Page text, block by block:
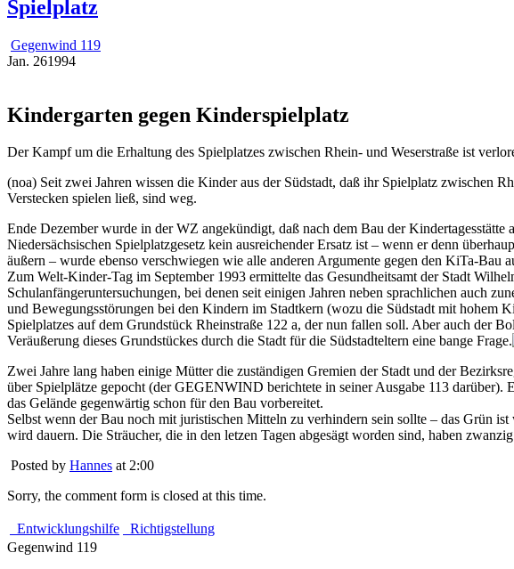
Spielplatz
Gegenwind 119
Jan. 261994
Kindergarten gegen Kinderspielplatz
Der Kampf um die Erhaltung des Spielplatzes zwischen Rhein- und Weserstraße ist
(noa) Seit zwei Jahren wissen die Kinder aus der Südstadt, daß ihr Spielplatz zwischen
Verstecken spielen ließ, sind weg.
Ende Dezember wurde in der WZ angekündigt, daß nach dem Bau der
Niedersächsischen Spielplatzgesetz kein ausreichender Ersatz ist – wenn er denn
äußern – wurde ebenso verschwiegen wie alle anderen Argumente gegen den KiTa-Bau
Zum Welt-Kinder-Tag im September 1993 ermittelte das Gesundheitsamt der Stadt
Schulanfängeruntersuchungen, bei denen seit einigen Jahren neben sprachlichen auch
und Bewegungsstörungen bei den Kindern im Stadtkern (wozu die Südstadt mit hohem
Spielplatzes auf dem Grundstück Rheinstraße 122 a, der nun fallen soll. Aber auch der
Veräußerung dieses Grundstückes durch die Stadt für die Südstadteltern eine bange Frage.
Zwei Jahre lang haben einige Mütter die zuständigen Gremien der Stadt und der
über Spielplätze gepocht (der GEGENWIND berichtete in seiner Ausgabe 113
das Gelände gegenwärtig schon für den Bau vorbereitet.
Selbst wenn der Bau noch mit juristischen Mitteln zu verhindern sein sollte – das Grün
wird dauern. Die Sträucher, die in den letzen Tagen abgesägt worden sind, haben
Posted by Hannes at 2:00
Sorry, the comment form is closed at this time.
Entwicklungshilfe
Richtigstellung
Gegenwind 119